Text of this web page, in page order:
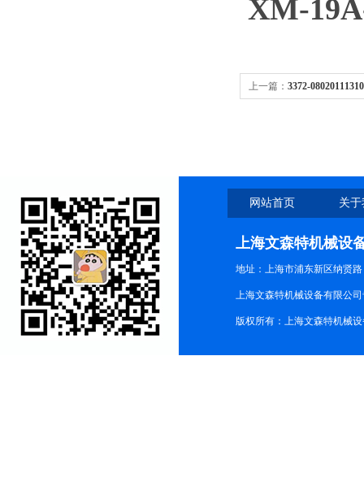
XM-
上一篇： 3372-
网站首页 关
上海文森特机械设
地址：上海市浦东新区纳贤路
上海文森特机械设备有限公
版权所有：上海文森特机械